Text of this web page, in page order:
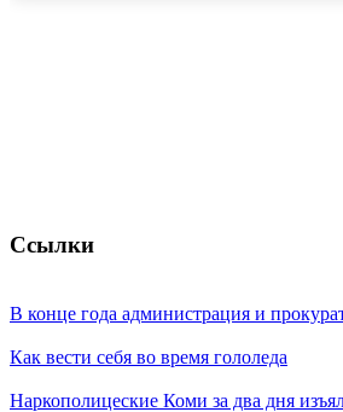
Ссылки
В конце года администрация и
Как вести себя во время гололеда
Наркополицеские Коми за два дня